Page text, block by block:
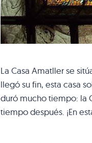
La Casa Amatller se
llegó su fin, esta casa
duró mucho tiempo: la
tiempo después. ¡En